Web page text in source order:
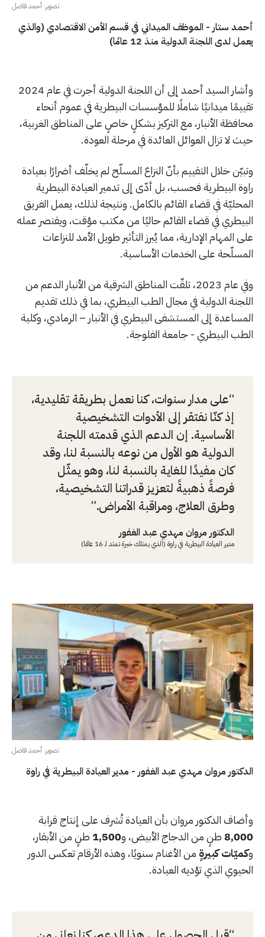
تصوير: أحمد فاضل
أحمد ستار - الموظف الميداني في قسم الأمن الاقتصادي (والذي
يعمل لدى اللجنة الدولية منذ 12 عامًا)
وأشار السيد أحمد إلى أن اللجنة الدولية أجرت في عام 2024
تقييمًا ميدانيًا شاملًا للمؤسسات البيطرية في عموم أنحاء
محافظة الأنبار، مع التركيز بشكلٍ خاصٍ على المناطق الغربية،
حيث لا تزال العوائل العائدة في مرحلة العودة.
وتبيّن خلال التقييم بأنّ النزاع المسلّح لم يخلّف أضرارًا بعيادة
راوة البيطرية فحسب، بل أدّى إلى تدمير العيادة البيطرية
المحليّة في قضاء القائم بالكامل. ونتيجة لذلك، يعمل الفريق
البيطري في قضاء القائم حاليًا من مكتب مؤقت، ويقتصر عمله
على المهام الإدارية، مما يُبرز التأثير طويل الأمد للنزاعات
المسلّحة على الخدمات الأساسية.
وفي عام 2023، تلقّت المناطق الشرقية من الأنبار الدعم من
اللجنة الدولية في مجال الطب البيطري، بما في ذلك تقديم
المساعدة إلى المستشفى البيطري في الأنبار – الرمادي، وكلية
الطب البيطري - جامعة الفلوجة.
على مدار سنوات، كنا نعمل بطريقة تقليدية،
إذ كنّا نفتقر إلى الأدوات التشخيصية
الأساسية. إن الدعم الذي قدمته اللجنة
الدولية هو الأول من نوعه بالنسبة لنا، وقد
كان مفيدًا للغاية بالنسبة لنا، وهو يمثّل
فرصةً ذهبيةً لتعزيز قدراتنا التشخيصية،
وطرق العلاج، ومراقبة الأمراض.
الدكتور مروان مهدي عبد الغفور
مدير العيادة البيطرية في راوة (الذي يمتلك خبرة تمتد لـ 16 عامًا)
تصوير: أحمد فاضل
الدكتور مروان مهدي عبد الغفور - مدير العيادة البيطرية في راوة
وأضاف الدكتور مروان بأن العيادة تُشرف على إنتاج قرابة
8,000طنٍ من الدجاج الأبيض، و1,500 طنٍ من الأبقار،
وكميّات كبيرةٍ من الأغنام سنويًا، وهذه الأرقام تعكس الدور
الحيوي الذي تؤديه العيادة.